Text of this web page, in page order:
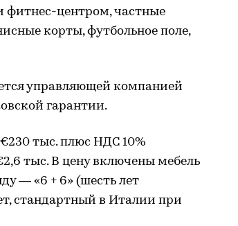
фитнес-центром, частные
корты, футбольное поле,
управляющей компанией
гарантии.
тыс. плюс НДС 10%
тыс. В цену включены мебель
— «6 + 6» (шесть лет
стандартный в Италии при